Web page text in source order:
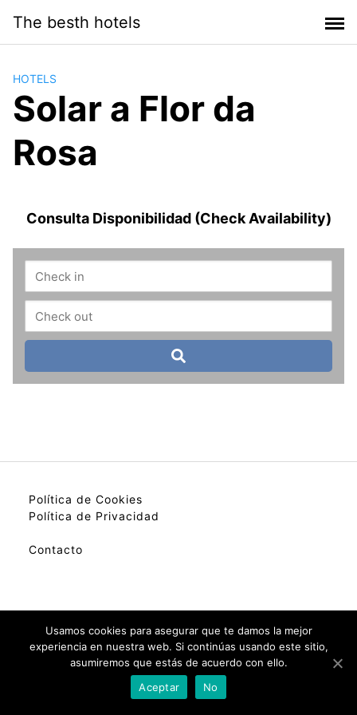
contenido
The besth hotels
HOTELS
Solar a Flor da
Rosa
Consulta Disponibilidad (Check Availability)
Política de Cookies
Política de Privacidad
Contacto
Usamos cookies para asegurar que te damos la mejor
experiencia en nuestra web. Si continúas usando este sitio,
asumiremos que estás de acuerdo con ello.
Aceptar
No
Check Availability(Disponibilidad)